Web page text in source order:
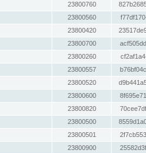
23800760
23800560
23800420
23800700
23800260
23800557
23800520
23800600
23800820
23800500
23800501
23800900